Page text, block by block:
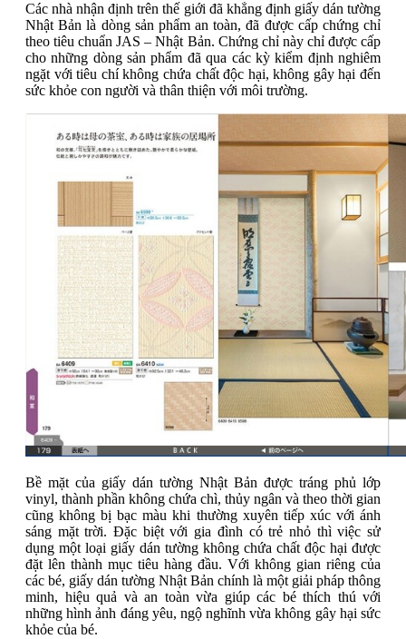
Các nhà nhận định trên thế giới đã khẳng định giấy dán tường
Nhật Bản là dòng sản phẩm an toàn, đã được cấp chứng chỉ
theo tiêu chuẩn JAS – Nhật Bản. Chứng chỉ này chỉ được cấp
cho những dòng sản phẩm đã qua các kỳ kiểm định nghiêm
ngặt với tiêu chí không chứa chất độc hại, không gây hại đến
sức khỏe con người và thân thiện với môi trường.
Bề mặt của giấy dán tường Nhật Bản được tráng phủ lớp
vinyl, thành phần không chứa chì, thủy ngân và theo thời gian
cũng không bị bạc màu khi thường xuyên tiếp xúc với ánh
sáng mặt trời. Đặc biệt với gia đình có trẻ nhỏ thì việc sử
dụng một loại giấy dán tường không chứa chất độc hại được
đặt lên thành mục tiêu hàng đầu. Với không gian riêng của
các bé, giấy dán tường Nhật Bản chính là một giải pháp thông
minh, hiệu quả và an toàn vừa giúp các bé thích thú với
những hình ảnh đáng yêu, ngộ nghĩnh vừa không gây hại sức
khỏe của bé.